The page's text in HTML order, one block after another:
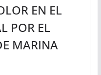
EN EL
POR EL
MARINA